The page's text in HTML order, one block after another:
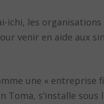
ichi, les organisations
venir en aide aux
une « entreprise
s’installe sous